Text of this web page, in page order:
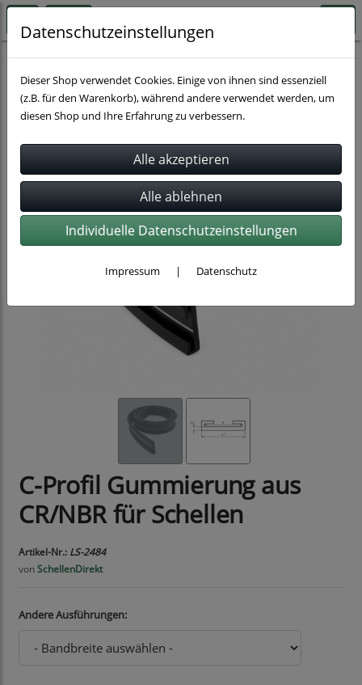
Schlauchbefestigung
C-Profil Gummierung aus
CR/NBR für Schellen
Artikel-Nr.: LS-2484
vonSchellenDirekt
Andere Ausführungen:
Datenschutzeinstellungen
Dieser Shop verwendet Cookies. Einige von ihnen sind essenziell
(z.B. für den Warenkorb), während andere verwendet werden, um
diesen Shop und Ihre Erfahrung zu verbessern.
Individuelle Datenschutzeinstellungen
Impressum | Datenschutz